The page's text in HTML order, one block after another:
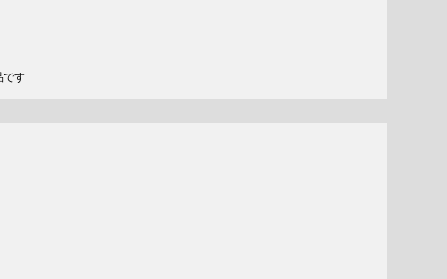
です